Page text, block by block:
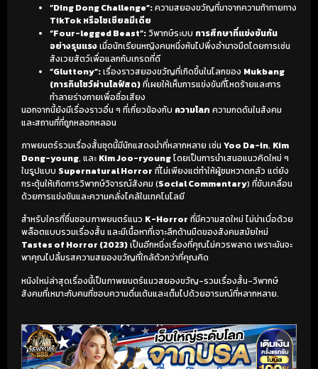
“Ding Dong Challenge”:ความสยองขวัญที่มาจากความท้าทายทาง
TikTok หรือโซเชียลมีเดีย
“Four-legged Beast”:วิพากษ์ระบบ การศึกษาที่แข่งขันกัน
อย่างรุนแรงเมื่อนักเรียนหญิงคนหนึ่งหันไปพึ่งอำนาจมืดโดยการเซ่น
สังเวยสัตว์เพื่อแลกกับเกรดที่ดี
“Gluttony”:เรื่องราวสยองขวัญที่เกิดขึ้นในโลกของ Mukbang
(การกินโชว์ผ่านไลฟ์สด)ที่เผยให้เห็นการแข่งขันที่โหดร้ายและการ
ทำลายร่างกายเพื่อชื่อเสียง
นอกจากนี้ยังมีเรื่องราวอื่น ๆ ที่เกี่ยวข้องกับ ความโลภ ความกดดันในสังคม
และสถานที่ที่ถูกหลอกหลอน
ภาพยนตร์รวมเรื่องสั้นชุดนี้มีนักแสดงนำที่หลากหลาย เช่น Yoo Da-in, Kim
Dong-young, และ Kim Joo-ryoungโดยเป็นการนำเสนอแนวคิดใหม่ ๆ
ในรูปแบบ Supernatural Horror ที่ไม่เพียงแต่ทำให้ผู้ชมหวาดกลัว แต่ยัง
กระตุ้นให้เกิดการวิพากษ์วิจารณ์สังคม (Social Commentary) ที่ขับเคลื่อน
ด้วยการแข่งขันและความคลั่งไคล้ในเทคโนโลยี
สำหรับใครที่ชื่นชอบภาพยนตร์แนว K-Horror ที่มีความสดใหม่ ไม่น่าเบื่อด้วย
พล็อตแบบรวมเรื่องสั้น และมีเนื้อหาที่เจาะลึกด้านมืดของสังคมสมัยใหม่
Tastes of Horror (2023)เป็นอีกหนึ่งเรื่องที่คุณไม่ควรพลาด เพราะมันจะ
พาคุณไปลิ้มรสความสยองขวัญที่ใกล้ตัวกว่าที่คุณคิด
หนังใหม่ล่าสุดเรื่องนี้เป็นภาพยนตร์แนวสยองขวัญ-รวมเรื่องสั้น-วิพากษ์
สังคมที่เหมาะกับคนที่ชอบความตื่นเต้นและเต็มไปด้วยอารมณ์ที่หลากหลาย.